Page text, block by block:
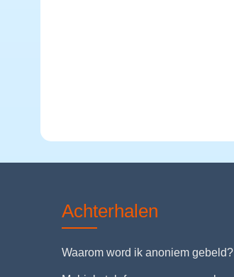
Achterhalen
Waarom word ik anoniem gebeld?